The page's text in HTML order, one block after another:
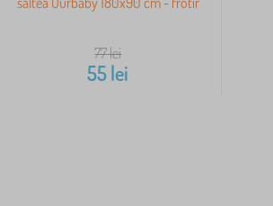
77lei
55lei